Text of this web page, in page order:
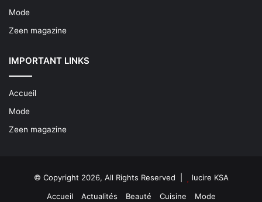
Mode
Zeen magazine
IMPORTANT LINKS
Accueil
Mode
Zeen magazine
© Copyright 2026, All Rights Reserved |
lucire KSA
Accueil
Actualités Beauté Cuisine Mode